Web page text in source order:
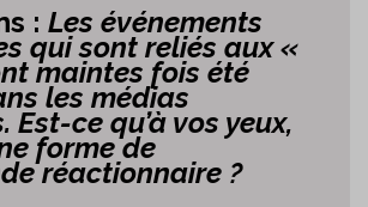
: Les événements
qui sont reliés aux«
maintes fois été
les médias
Est-ce qu’à vos yeux,
formede
réactionnaire ?